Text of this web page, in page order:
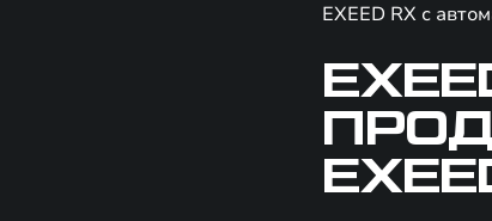
EXEED RX с